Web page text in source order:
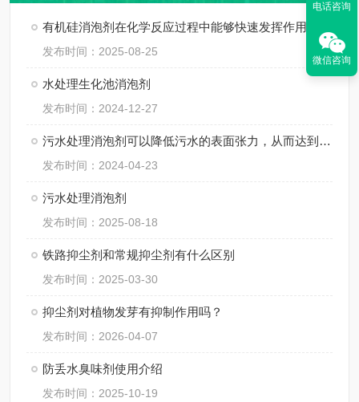
有机硅消泡剂在化学反应过程中能够快速发挥作用
发布时间：2025-08-25
水处理生化池消泡剂
发布时间：2024-12-27
污水处理消泡剂可以降低污水的表面张力，从而达到消泡
发布时间：2024-04-23
污水处理消泡剂
发布时间：2025-08-18
铁路抑尘剂和常规抑尘剂有什么区别
发布时间：2025-03-30
抑尘剂对植物发芽有抑制作用吗？
发布时间：2026-04-07
防丢水臭味剂使用介绍
发布时间：2025-10-19
电话咨询
微信咨询